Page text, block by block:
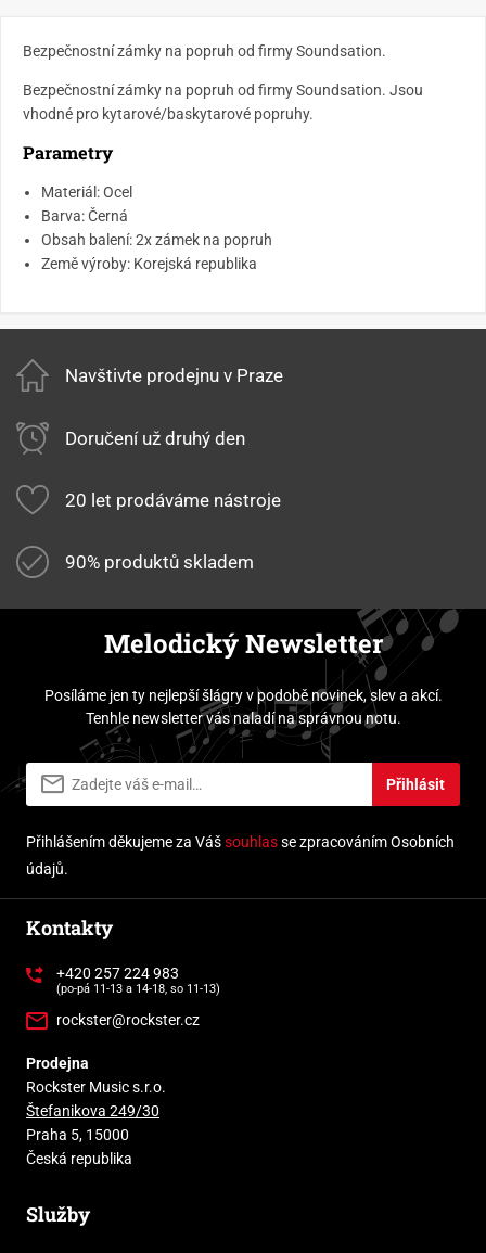
Bezpečnostní zámky na popruh od firmy Soundsation.
Bezpečnostní zámky na popruh od firmy Soundsation. Jsou
vhodné pro kytarové/baskytarové popruhy.
Parametry
Materiál: Ocel
Barva: Černá
Obsah balení: 2x zámek na popruh
Země výroby: Korejská republika
Navštivte prodejnu v Praze
Doručení už druhý den
20 let prodáváme nástroje
90% produktů skladem
Melodický Newsletter
Posíláme jen ty nejlepší šlágry v podobě novinek, slev a akcí.
Tenhle newsletter vás naladí na správnou notu.
Přihlásit
Přihlášením děkujeme za Vášsouhlasse zpracováním Osobních
údajů.
Kontakty
+420 257 224 983
(po-pá 11-13 a 14-18, so 11-13)
rockster@rockster.cz
Prodejna
Rockster Music s.r.o.
Štefanikova 249/30
Praha 5, 15000
Česká republika
Služby